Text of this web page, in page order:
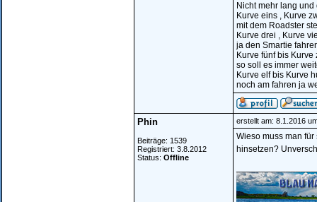
Nicht mehr lang
Kurve eins , Kurve
mit dem Roadster
Kurve drei , Kurve
ja den Smartie
Kurve fünf bis Kurve
so soll es immer
Kurve elf bis Kurve
noch am fahren ja
Phin
Beiträge: 1539
Registriert: 3.8.2012
Status: Offline
erstellt am: 8.1.2016
Wieso muss man
hinsetzen?